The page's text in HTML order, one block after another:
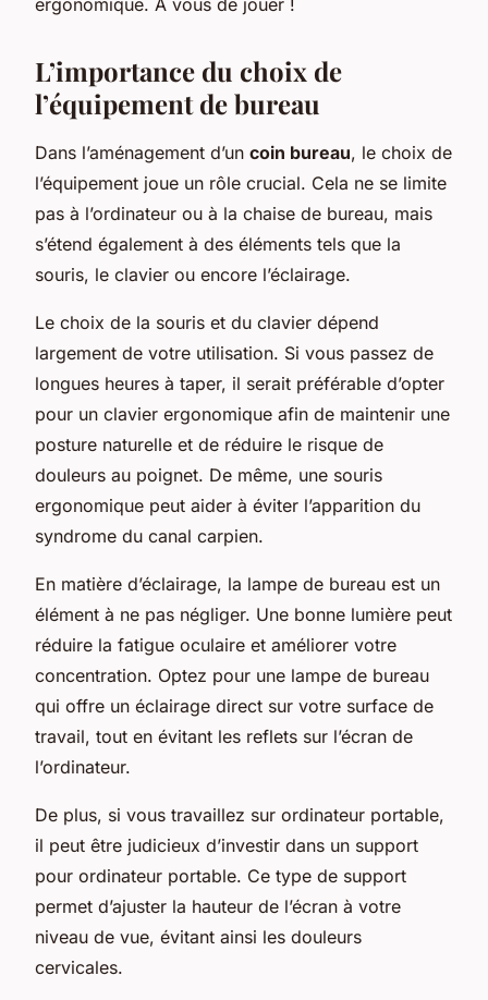
L’importance du choix de
l’équipement de bureau
Dans l’aménagement d’un coin bureau, le choix de
l’équipement joue un rôle crucial. Cela ne se limite
pas à l’ordinateur ou à la chaise de bureau, mais
s’étend également à des éléments tels que la
souris, le clavier ou encore l’éclairage.
Le choix de la souris et du clavier dépend
largement de votre utilisation. Si vous passez de
longues heures à taper, il serait préférable d’opter
pour un clavier ergonomique afin de maintenir une
posture naturelle et de réduire le risque de
douleurs au poignet. De même, une souris
ergonomique peut aider à éviter l’apparition du
syndrome du canal carpien.
En matière d’éclairage, la lampe de bureau est un
élément à ne pas négliger. Une bonne lumière peut
réduire la fatigue oculaire et améliorer votre
concentration. Optez pour une lampe de bureau
qui offre un éclairage direct sur votre surface de
travail, tout en évitant les reflets sur l’écran de
l’ordinateur.
De plus, si vous travaillez sur ordinateur portable,
il peut être judicieux d’investir dans un support
pour ordinateur portable. Ce type de support
permet d’ajuster la hauteur de l’écran à votre
niveau de vue, évitant ainsi les douleurs
cervicales.